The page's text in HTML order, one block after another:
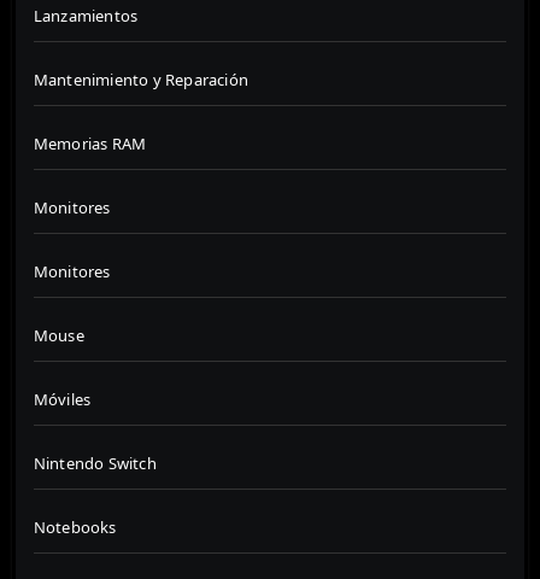
Lanzamientos
Mantenimiento y Reparación
Memorias RAM
Monitores
Monitores
Mouse
Móviles
Nintendo Switch
Notebooks